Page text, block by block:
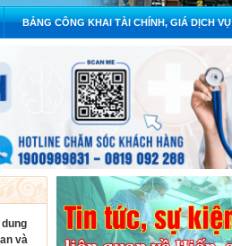
BẢNG CÔNG KHAI TÀI CHÍNH, GIÁ DỊCH VỤ
và